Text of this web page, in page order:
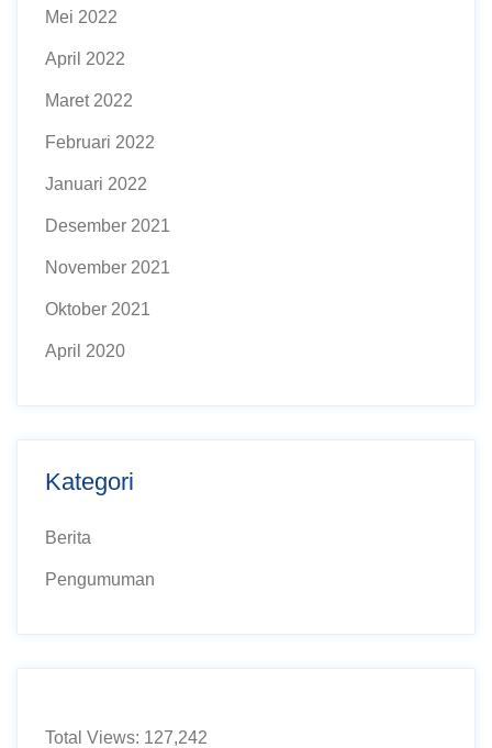
Mei 2022
April 2022
Maret 2022
Februari 2022
Januari 2022
Desember 2021
November 2021
Oktober 2021
April 2020
Kategori
Berita
Pengumuman
Total Views: 127,242